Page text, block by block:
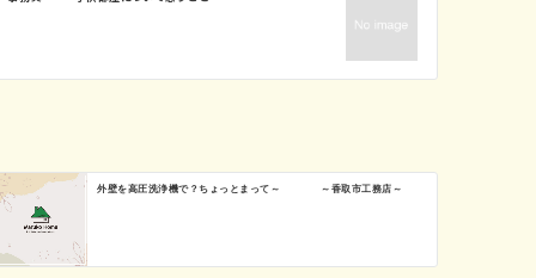
外壁を高圧洗浄機で？ちょっとまって～ ～香取市工務店～